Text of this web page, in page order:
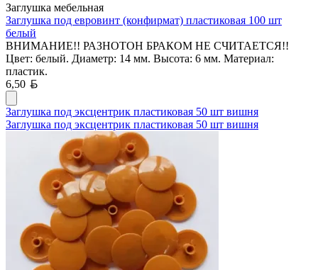
Заглушка мебельная
Заглушка под евровинт (конфирмат) пластиковая 100 шт
белый
ВНИМАНИЕ!! РАЗНОТОН БРАКОМ НЕ СЧИТАЕТСЯ!!
Цвет: белый. Диаметр: 14 мм. Высота: 6 мм. Материал:
пластик.
6,50
Заглушка под эксцентрик пластиковая 50 шт вишня
Заглушка под эксцентрик пластиковая 50 шт вишня